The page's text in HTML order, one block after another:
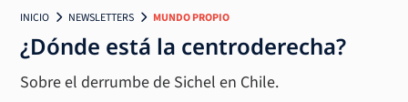
INICIO NEWSLETTERS MUNDO PROPIO
¿Dónde está la centroderecha?
Sobre el derrumbe de Sichel en Chile.